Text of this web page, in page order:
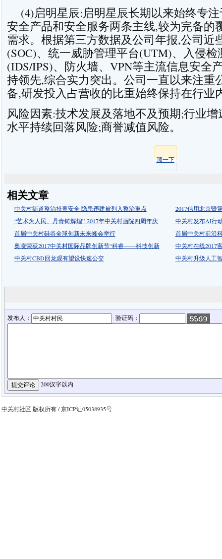
(4)启明星辰:启明星辰长期以来始终专
安全产品和安全服务两条主线,较为完备的
需求。根据第三方数据及公司年报,公司近
(SOC)、统一威胁管理平台(UTM)、入侵检
(IDS/IPS)、防火墙、VPN等主流信息安全
持领先,综合实力突出。公司一直以来注重
备,研发投入占营收的比重始终保持在行业
风险因素:技术发展及落地不及预期;行业
水平持续回落风险;商誉减值风险。
顶一下
相关文章
中关村街道整治排查安全 隐患违建被列入整治重点
2017信用北京暨
“艺术为人民、丹青铸辉煌”-2017年中关村画院四周年庆
中关村发布AI行
首届中关村硅谷全球创新未来峰会举行
首届中关村前沿
奥凌荣获2017中关村国际品牌创新节“科睿——科技创新
中关村在线2017
中关村CBD回龙观有望设快速公交
中关村升级人工
发布人： 验证码：
200汉字以内
中关村社区 版权所有 / 京ICP证05038935号